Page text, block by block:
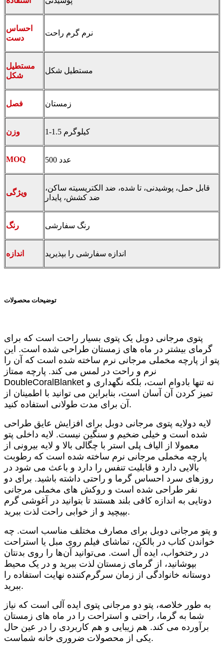
احساس
دست
نرم گرم راحت
مستطیل
شکل
مستطیل شکل
فصل زمستان
وزن 1-1.5 کیلوگرم
MOQ 500 عدد
ویژگی
قابل حمل، پوشیدنی، تا شده، ضد الکتریسیته ساکن،
ضد کشش، پایدار
رنگ رنگ سفارشی
اندازه اندازه سفارشی را بپذیرید
توضیحات محصولات
پتوی مرجانی دوبل یک پتوی بسیار راحت است که برای
گرمای بیشتر در ماه های زمستان طراحی شده است. این
پتو از پارچه مخملی مرجانی نرم ساخته شده است که آن را
نرم و راحت در لمس می کند. پارچه ممتاز
DoubleCoralBlanket نه تنها بادوام است، بلکه نگهداری و
تمیز کردن آن آسان است، بنابراین می توانید با اطمینان از
آن برای مدت طولانی استفاده کنید.
لایه دولایه پتوی مرجانی دوبل برای افزایش عایق طراحی
شده است و خیلی ضخیم و سنگین نیست. لایه داخلی پتو
معمولا از الیاف پلی استر با چگالی بالا و لایه بیرونی از
پارچه مخملی مرجانی نرم ساخته شده است که رطوبت
بالایی دارد و قابلیت تنفس را دارد و باعث می شود در
روزهای سرد احساس گرما و راحتی داشته باشید. برای دو
نفر طراحی شده است و روکش های مخملی مرجانی
دوتایی به اندازه کافی بلند هستند تا بتوانید در آغوشی گرم
بپیچید و از خوابی راحت لذت ببرید.
و پتو مرجانی دوبل برای مصارف مختلف مناسب است. چه
خواندن کتاب در بالکن، تماشای فیلم روی مبل یا استراحت
در رختخواب، ایده آل است. می‌توانید آن‌ها را روی بدنتان
بپوشانید، از گرمای زمستان لذت ببرید و در یک محیط
دوستانه خانوادگی از زمان سرگرم‌کننده نهایت استفاده را
ببرید.
به طور خلاصه، پتو دو مرجانی پتوی ایده آلی است که نیاز
شما به گرما، راحتی و استراحت را در ماه های زمستان
برآورده می کند. هم زیبایی و هم کاربردی را در عین حال
یکی از محصولات ضروری خانه شماست.